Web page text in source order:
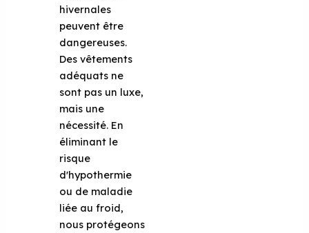
hivernales
peuvent être
dangereuses.
Des vêtements
adéquats ne
sont pas un luxe,
mais une
nécessité. En
éliminant le
risque
d'hypothermie
ou de maladie
liée au froid,
nous protégeons